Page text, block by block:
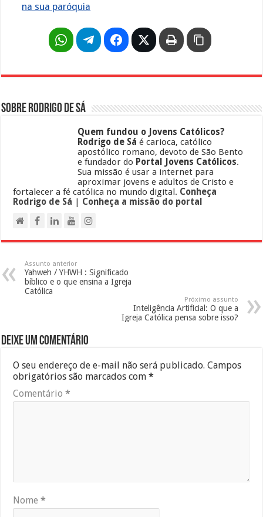
na sua paróquia
Sobre Rodrigo de Sá
Quem fundou o Jovens Católicos?
Rodrigo de Sá é carioca, católico
apostólico romano, devoto de São Bento
e fundador do Portal Jovens Católicos.
Sua missão é usar a internet para
aproximar jovens e adultos de Cristo e
fortalecer a fé católica no mundo digital. Conheça
Rodrigo de Sá | Conheça a missão do portal
Assunto anterior
Yahweh / YHWH : Significado
bíblico e o que ensina a Igreja
Católica
Próximo assunto
Inteligência Artificial: O que a
Igreja Católica pensa sobre isso?
Deixe um comentário
O seu endereço de e-mail não será publicado. Campos
obrigatórios são marcados com*
Comentário*
Nome*